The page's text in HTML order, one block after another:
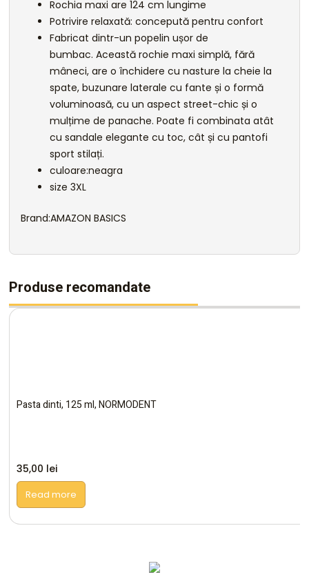
Rochia maxi are 124 cm lungime
Potrivire relaxată: concepută pentru confort
Fabricat dintr-un popelin ușor de
bumbac. Această rochie maxi simplă, fără
mâneci, are o închidere cu nasture la cheie la
spate, buzunare laterale cu fante și o formă
voluminoasă, cu un aspect street-chic și o
mulțime de panache. Poate fi combinata atât
cu sandale elegante cu toc, cât și cu pantofi
sport stilați.
culoare:neagra
size 3XL
Brand:AMAZON BASICS
Produse recomandate
Pasta dinti, 125 ml, NORMODENT
35,00 lei
Read more